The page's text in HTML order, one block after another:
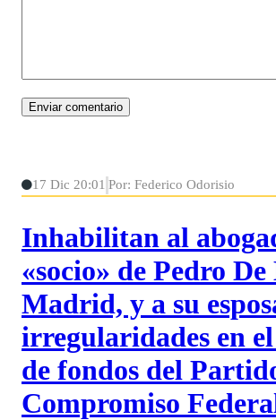
17 Dic 20:01 Por: Federico Odorisio
Inhabilitan al
«socio» de Pedro De
Madrid, y a su
irregularidades en
de fondos del
Compromiso